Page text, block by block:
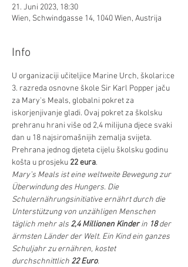
21. Juni 2023, 18:30
Wien, Schwindgasse 14, 1040 Wien, Austrija
Info
U organizaciji učiteljice Marine Urch, školari:ce
3. razreda osnovne škole Sir Karl Popper jaču
za Mary's Meals, globalni pokret za
iskorjenjivanje gladi. Ovaj pokret za školsku
prehranu hrani više od 2,4 milijuna djece svaki
dan u 18 najsiromašnijih zemalja svijeta.
Prehrana jednog djeteta cijelu školsku godinu
košta u prosjeku 22 eura.
Mary’s Meals ist eine weltweite Bewegung zur
Überwindung des Hungers. Die
Schulernährungsinitiative ernährt durch die
Unterstützung von unzähligen Menschen
täglich mehr als 2,4 Millionen Kinder in 18 der
ärmsten Länder der Welt. Ein Kind ein ganzes
Schuljahr zu ernähren, kostet
durchschnittlich 22 Euro.